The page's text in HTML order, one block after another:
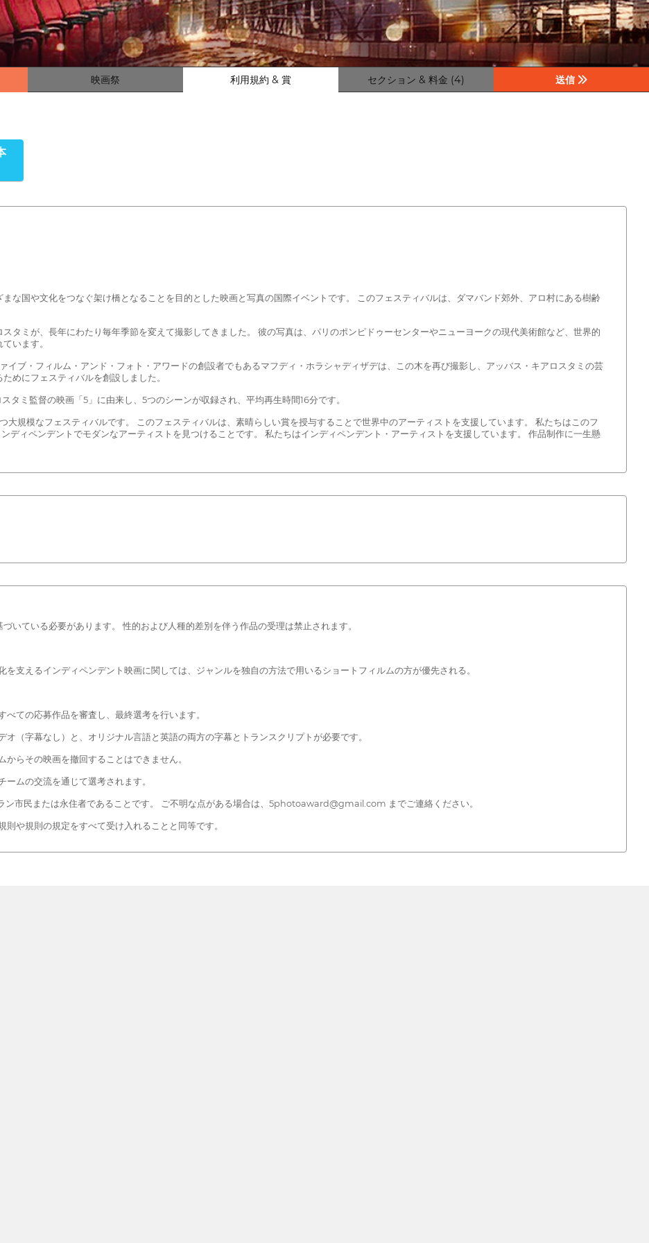
映画祭 利用規約 & 賞 セクション & 料金 (4) 送信
な国や文化をつなぐ架け橋となることを目的とした映画と写真の国際イベントです。 このフェスティバルは、ダマバンド郊外、アロ村にある樹齢
タミが、長年にわたり毎年季節を変えて撮影してきました。 彼の写真は、パリのポンピドゥーセンターやニューヨークの現代美術館など、世界的
います。
イブ・フィルム・アンド・フォト・アワードの創設者でもあるマフディ・ホラシャディザデは、この木を再び撮影し、アッバス・キアロスタミの芸
めにフェスティバルを創設しました。
タミ監督の映画「5」に由来し、5つのシーンが収録され、平均再生時間16分です。
大規模なフェスティバルです。 このフェスティバルは、素晴らしい賞を授与することで世界中のアーティストを支援しています。 私たちはこのフ
ディペンデントでモダンなアーティストを見つけることです。 私たちはインディペンデント・アーティストを支援しています。 作品制作に一生懸
いている必要があります。 性的および人種的差別を伴う作品の受理は禁止されます。
支えるインディペンデント映画に関しては、ジャンルを独自の方法で用いるショートフィルムの方が優先される。
ての応募作品を審査し、最終選考を行います。
（字幕なし）と、オリジナル言語と英語の両方の字幕とトランスクリプトが必要です。
らその映画を撤回することはできません。
ムの交流を通じて選考されます。
ン市民または永住者であることです。 ご不明な点がある場合は、5photoaward@gmail.com までご連絡ください。
や規則の規定をすべて受け入れることと同等です。